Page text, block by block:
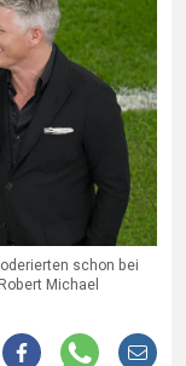
schon bei
Michael